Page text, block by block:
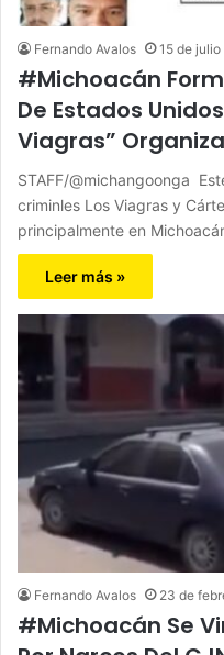
Fernando Avalos 15 de
#Michoacán
De Estados
Viagras”
STAFF/@michangoonga
criminles Los Viagras y
principalmente en
Leer más »
Fernando Avalos 23 de
#Michoacán Se